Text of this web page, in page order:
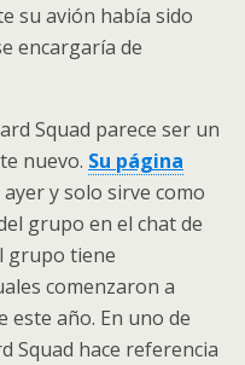
su avión había sido
encargaría de
Squad parece ser un
nuevo. Su página
y solo sirve como
grupo en el chat de
grupo tiene
comenzaron a
este año. En uno de
Squad hace referencia